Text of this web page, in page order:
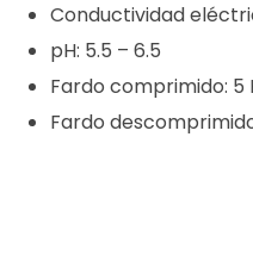
Conductividad
pH: 5.5 – 6.5
Fardo comprimido: 5
Fardo